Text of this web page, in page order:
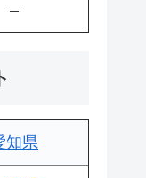
–
知県